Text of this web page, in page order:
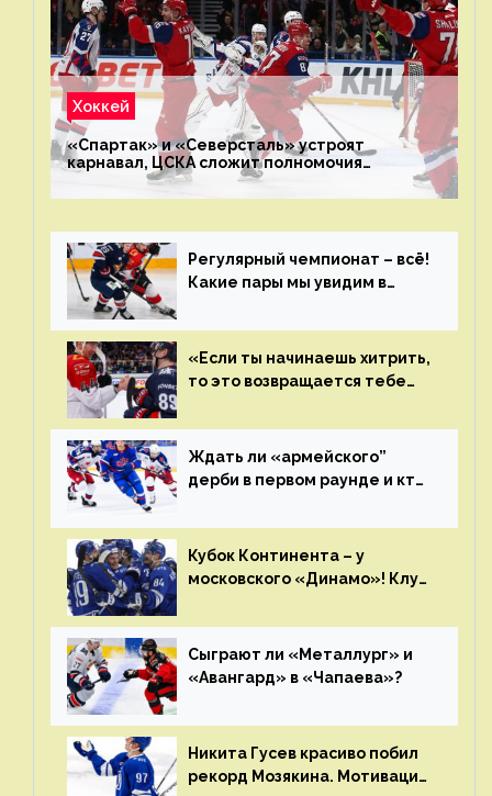
Хоккей
«Спартак» и «Северсталь» устроят
карнавал, ЦСКА сложит полномочия
чемпиона. Превью первого раунда плей-офф
на Западе
Регулярный чемпионат – всё!
Какие пары мы увидим в
«Если ты начинаешь хитрить,
то это возвращается тебе
Ждать ли «армейского”
дерби в первом раунде и кто
Главные интриги последнего
дня «регулярки” КХЛ
Кубок Континента – у
московского «Динамо»! Клуб
сезон
Сыграют ли «Металлург» и
«Авангард» в «Чапаева»?
Никита Гусев красиво побил
рекорд Мозякина. Мотивации